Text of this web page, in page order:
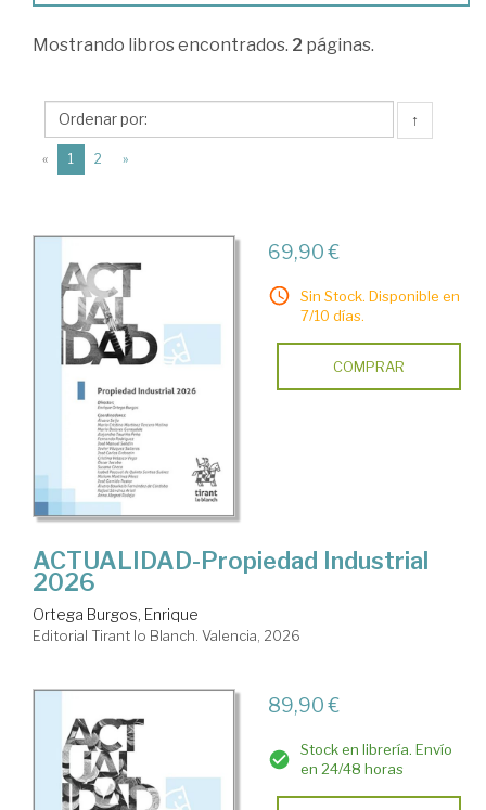
Ortega
Enrique
Mostrando libros encontrados. 2 páginas.
↑
« 1 (current)
2 »
69,90 €
Sin Stock. Disponible en
7/10 días.
COMPRAR
ACTUALIDAD-Propiedad Industrial
2026
Ortega Burgos, Enrique
Editorial Tirant lo Blanch. Valencia, 2026
89,90 €
Stock en librería. Envío
en 24/48 horas